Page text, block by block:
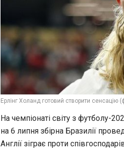
Ерлінг Холанд готовий створити сенсацію
На чемпіонаті світу з футболу-
на 6 липня збірна Бразилії
Англії зіграє проти